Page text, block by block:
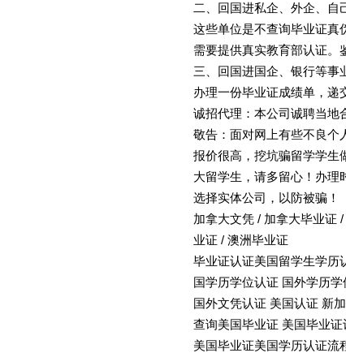
二、回国进私企、外企、自
这些单位是不查询毕业证真
需要提供真实教育部认证。
三、回国进国企、银行等事
办理一份毕业证成绩单，递
诚招代理：本公司诚聘当地
敬告：面对网上有些不良个
报价很高，挖坑骗留学学生
大留学生，请多留心！办理
选择实体公司，以防被骗！
加拿大文凭 / 加拿大毕业证
业证 / 澳洲毕业证
毕业证认证美国留学生学历
国学历学位认证 国外学历
国外文凭认证 美国认证 新
查询美国毕业证 美国毕业
美国毕业证美国学历认证流